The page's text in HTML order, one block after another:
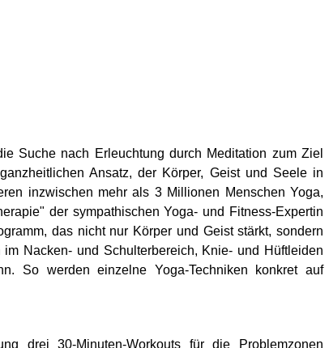
Suche nach Erleuchtung durch Meditation zum Ziel
Ansatz, der Körper, Geist und Seele in
inzwischen mehr als 3 Millionen Menschen Yoga,
der sympathischen Yoga- und Fitness-Expertin
das nicht nur Körper und Geist stärkt, sondern
Nacken- und Schulterbereich, Knie- und Hüftleiden
So werden einzelne Yoga-Techniken konkret auf
drei 30-Minuten-Workouts für die Problemzonen